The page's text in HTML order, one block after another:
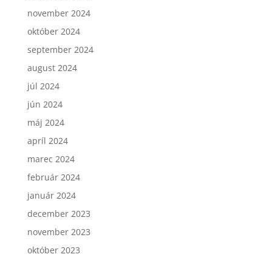
november 2024
október 2024
september 2024
august 2024
júl 2024
jún 2024
máj 2024
apríl 2024
marec 2024
február 2024
január 2024
december 2023
november 2023
október 2023